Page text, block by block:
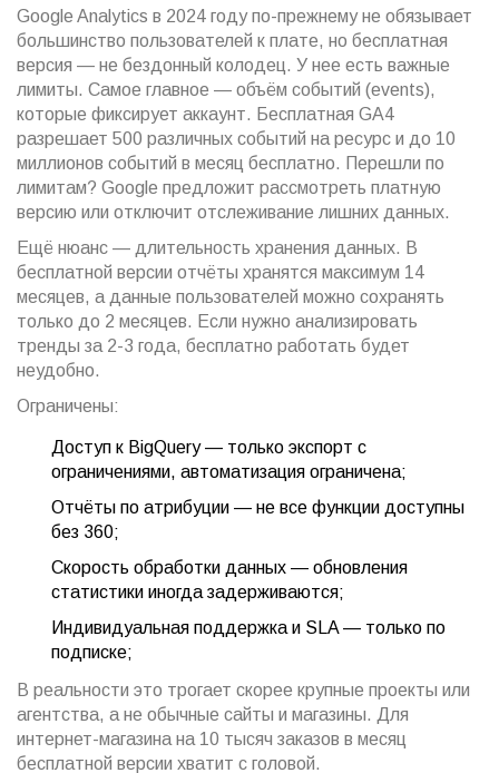
Google Analytics в 2024 году по-прежнему не обязывает
большинство пользователей к плате, но бесплатная
версия — не бездонный колодец. У нее есть важные
лимиты. Самое главное — объём событий (events),
которые фиксирует аккаунт. Бесплатная GA4
разрешает 500 различных событий на ресурс и до 10
миллионов событий в месяц бесплатно. Перешли по
лимитам? Google предложит рассмотреть платную
версию или отключит отслеживание лишних данных.
Ещё нюанс — длительность хранения данных. В
бесплатной версии отчёты хранятся максимум 14
месяцев, а данные пользователей можно сохранять
только до 2 месяцев. Если нужно анализировать
тренды за 2-3 года, бесплатно работать будет
неудобно.
Ограничены:
Доступ к BigQuery — только экспорт с
ограничениями, автоматизация ограничена;
Отчёты по атрибуции — не все функции доступны
без 360;
Скорость обработки данных — обновления
статистики иногда задерживаются;
Индивидуальная поддержка и SLA — только по
подписке;
В реальности это трогает скорее крупные проекты или
агентства, а не обычные сайты и магазины. Для
интернет-магазина на 10 тысяч заказов в месяц
бесплатной версии хватит с головой.